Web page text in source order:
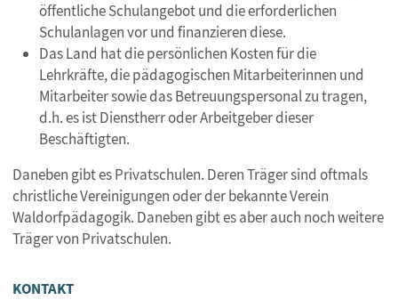
öffentliche Schulangebot und die erforderlichen
Schulanlagen vor und finanzieren diese.
Das Land hat die persönlichen Kosten für die
Lehrkräfte, die pädagogischen Mitarbeiterinnen und
Mitarbeiter sowie das Betreuungspersonal zu tragen,
d.h. es ist Dienstherr oder Arbeitgeber dieser
Beschäftigten.
Daneben gibt es Privatschulen. Deren Träger sind oftmals
christliche Vereinigungen oder der bekannte Verein
Waldorfpädagogik. Daneben gibt es aber auch noch weitere
Träger von Privatschulen.
KONTAKT